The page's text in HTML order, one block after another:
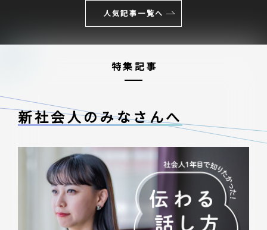
人気記事一覧へ
特集記事
新社会人のみなさんへ